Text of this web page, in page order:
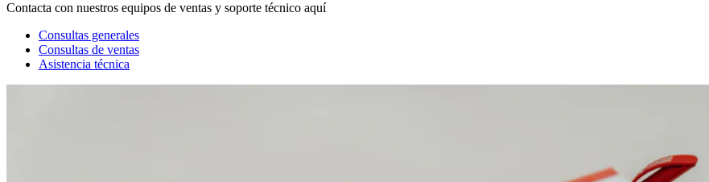
Contacta con nuestros equipos de ventas y soporte técnico aquí
Consultas generales
Consultas de ventas
Asistencia técnica